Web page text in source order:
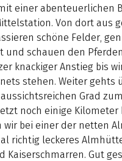
einer abenteuerlichen
Von dort aus
schöne Felder,
und schauen den
knackiger Anstieg bis
stehen. Weiter gehts
Grad
noch einige Kilometer
wir bei einer der netten
richtig leckeres
Kaiserschmarren. Gut